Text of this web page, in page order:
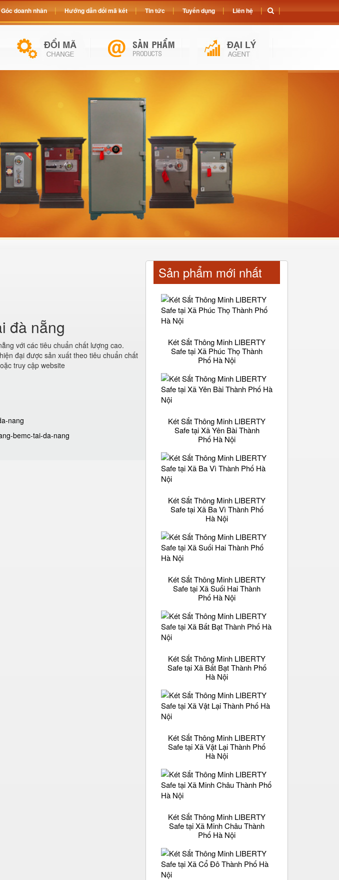
đà nẵng
với các tiêu chuẩn chất lượng cao.
đại được sản xuất theo tiêu chuẩn chất
truy cập website
nang
bemc-tai-da-nang
Sản phẩm mới nhất
Két Sắt Thông Minh LIBERTY
Safe tại Xã Phúc Thọ Thành
Phố Hà Nội
Két Sắt Thông Minh LIBERTY
Safe tại Xã Yên Bài Thành
Phố Hà Nội
Két Sắt Thông Minh LIBERTY
Safe tại Xã Ba Vì Thành Phố
Hà Nội
Két Sắt Thông Minh LIBERTY
Safe tại Xã Suối Hai Thành
Phố Hà Nội
Két Sắt Thông Minh LIBERTY
Safe tại Xã Bất Bạt Thành Phố
Hà Nội
Két Sắt Thông Minh LIBERTY
Safe tại Xã Vật Lại Thành Phố
Hà Nội
Két Sắt Thông Minh LIBERTY
Safe tại Xã Minh Châu Thành
Phố Hà Nội
Góc doanh nhân Hướng dẫn đổi mã két Tin tức Tuyển dụng Liên hệ